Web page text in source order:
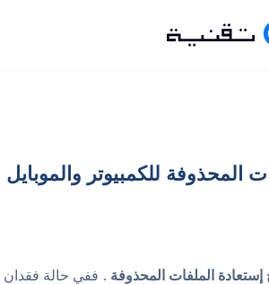
إستعادة الملفات المحذوفة . ففي حالة فقدان